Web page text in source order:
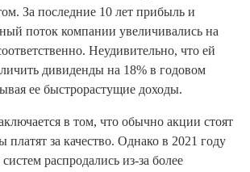
За последние 10 лет прибыль и
поток компании увеличивались на
Неудивительно, что ей
дивиденды на 18% в годовом
ее быстрорастущие доходы.
в том, что обычно акции стоят
платят за качество. Однако в 2021 году
распродались из-за более